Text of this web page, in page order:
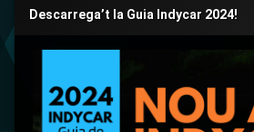
Descarrega’t la Guia Indycar 2024!